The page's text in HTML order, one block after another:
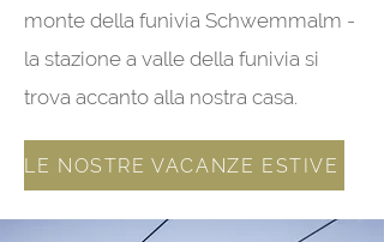
monte della funivia Schwemmalm -
la stazione a valle della funivia si
trova accanto alla nostra casa.
LE NOSTRE VACANZE ESTIVE